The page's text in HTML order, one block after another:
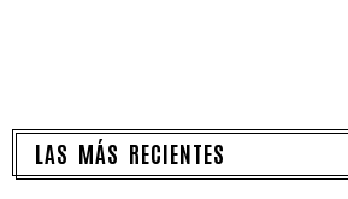
LAS MÁS RECIENTES